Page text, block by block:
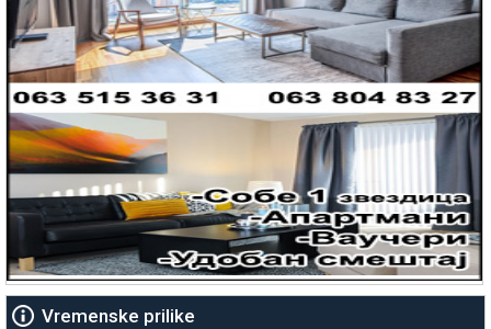
Vremenske prilike